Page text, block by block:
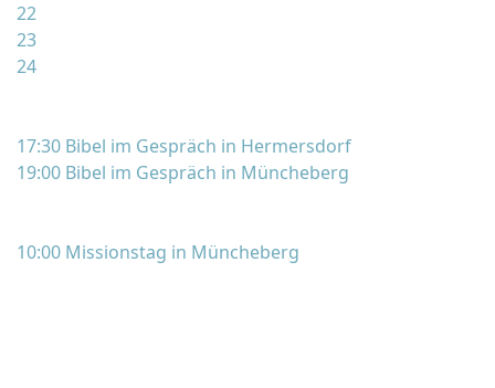
22
23
24
17:30 Bibel im Gespräch in Hermersdorf
19:00 Bibel im Gespräch in Müncheberg
10:00 Missionstag in Müncheberg